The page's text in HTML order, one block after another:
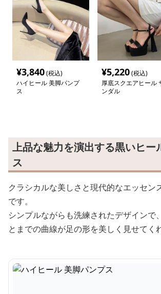
¥3,840(税込)
ハイヒール 美脚パンプ
ス
¥5,220(税込)
厚底スクエアヒール
ンダル
上品な魅力を演出する黒いヒー
ス
クラシカルな美しさと現代的なエッセン
です。
シンプルながらも洗練されたデザインで
とまでの曲線が足の形を美しく見せてく